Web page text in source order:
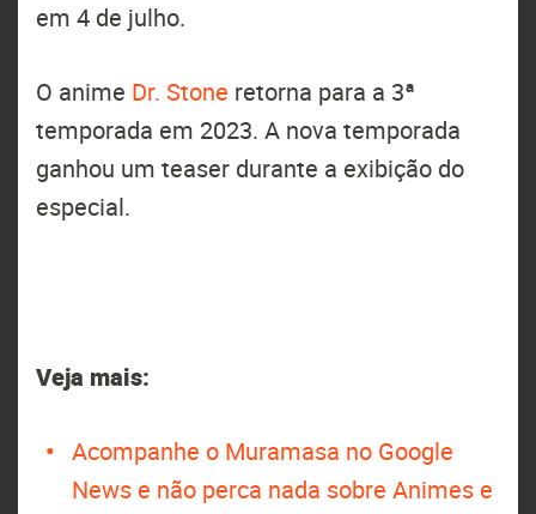
em 4 de julho.
O anime Dr. Stone retorna para a 3ª
temporada em 2023. A nova temporada
ganhou um teaser durante a exibição do
especial.
Veja mais:
Acompanhe o Muramasa no Google
News e não perca nada sobre Animes e